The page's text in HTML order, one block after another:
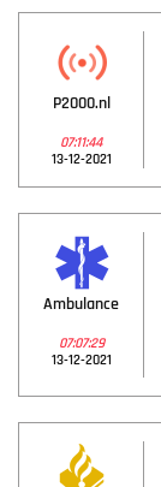
P2000.nl
07:11:44
13-12-2021
Ambulance
07:07:29
13-12-2021